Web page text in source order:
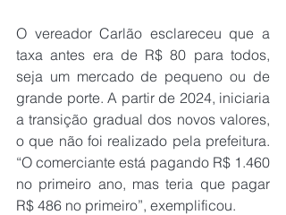
O vereador Carlão esclareceu que a
taxa antes era de R$ 80 para todos,
seja um mercado de pequeno ou de
grande porte. A partir de 2024, iniciaria
a transição gradual dos novos valores,
o que não foi realizado pela prefeitura.
“O comerciante está pagando R$ 1.460
no primeiro ano, mas teria que pagar
R$ 486 no primeiro”, exemplificou.